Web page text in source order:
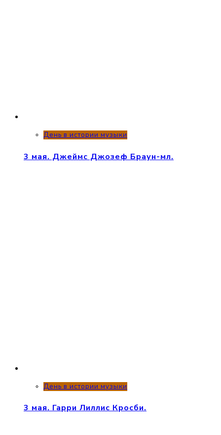
День в истории музыки
3 мая. Джеймс Джозеф Браун-мл.
День в истории музыки
3 мая. Гарри Лиллис Кросби.